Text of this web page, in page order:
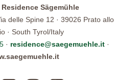
Sägemühle
delle Spine 12 · 39026 Prato allo
· South Tyrol/Italy
· residence@saegemuehle.it ·